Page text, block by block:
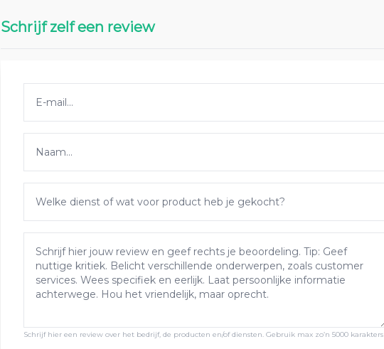
Schrijf zelf een review
Schrijf hier een review over het bedrijf, de producten en/of diensten. Gebruik max zo’n 5000 karakters